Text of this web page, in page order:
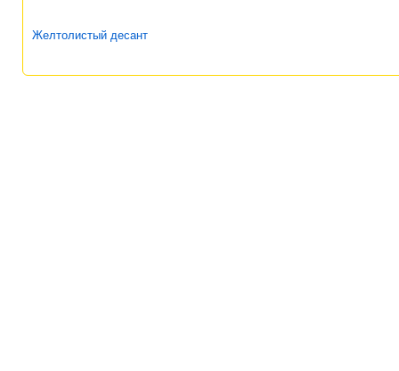
Желтолистый десант